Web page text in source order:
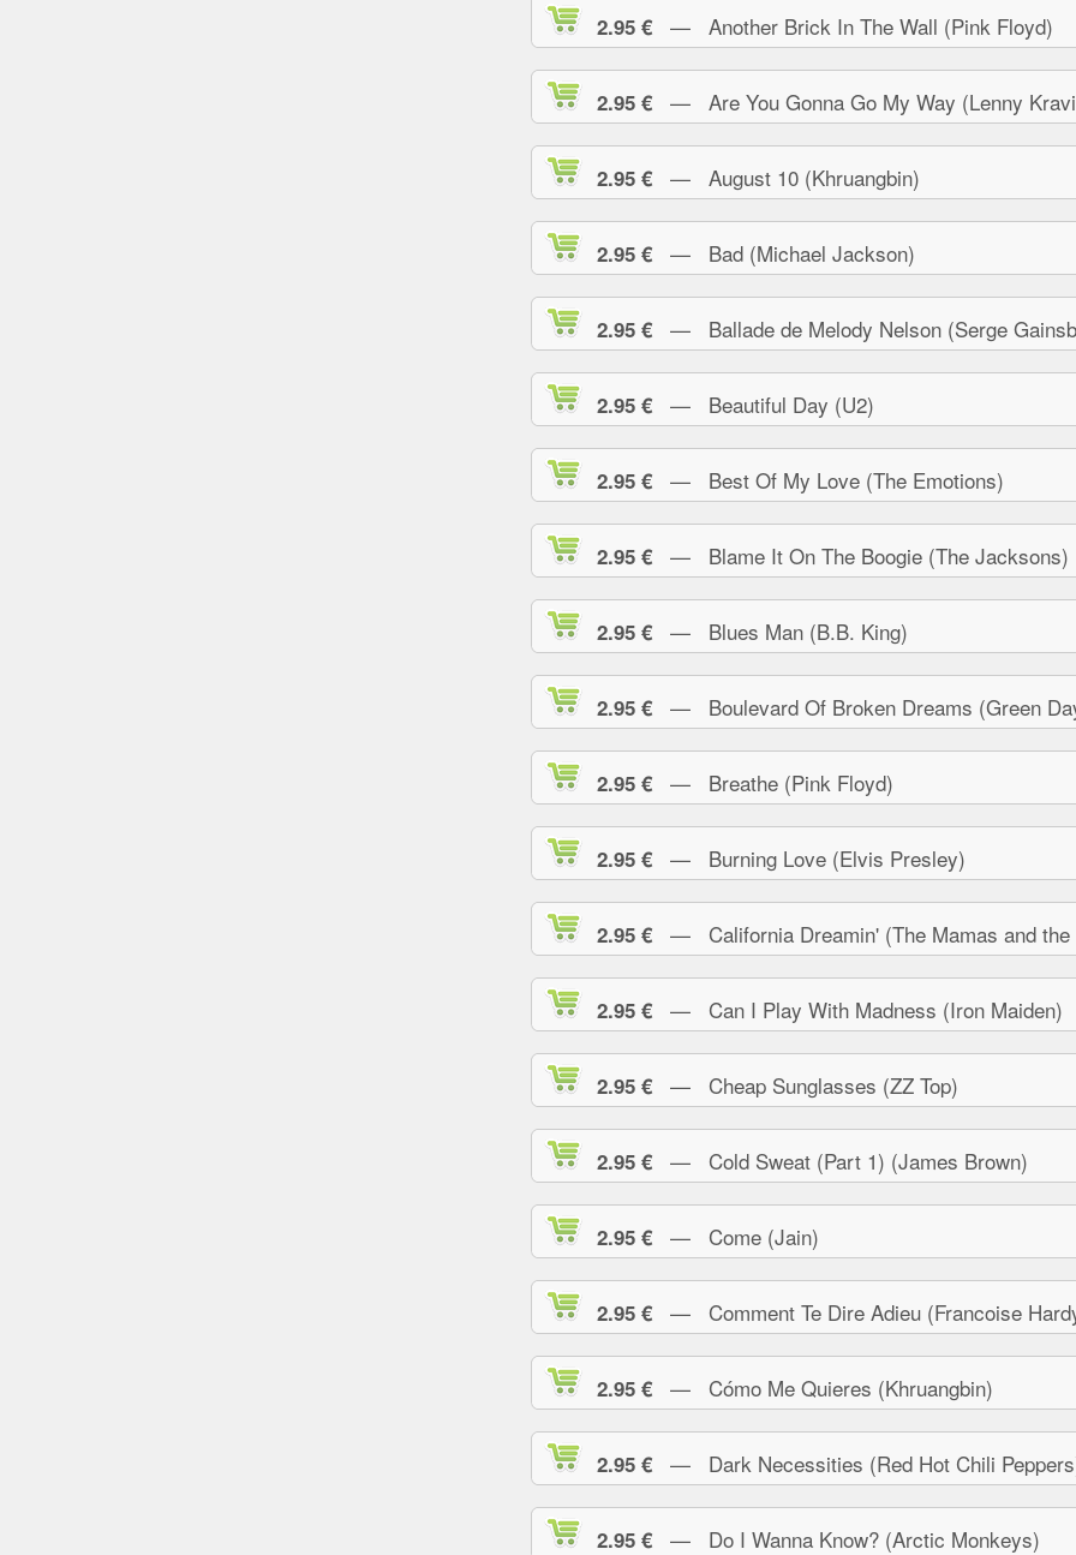
2.95 € — Another Brick In The Wall (Pink Floyd)
2.95 € — Are You Gonna Go My Way (Lenny
2.95 € — August 10 (Khruangbin)
2.95 € — Bad (Michael Jackson)
2.95 € — Ballade de Melody Nelson (Serge
2.95 € — Beautiful Day (U2)
2.95 € — Best Of My Love (The Emotions)
2.95 € — Blame It On The Boogie (The Jacksons)
2.95 € — Blues Man (B.B. King)
2.95 € — Boulevard Of Broken Dreams (Green
2.95 € — Breathe (Pink Floyd)
2.95 € — Burning Love (Elvis Presley)
2.95 € — California Dreamin' (The Mamas and the
2.95 € — Can I Play With Madness (Iron Maiden)
2.95 € — Cheap Sunglasses (ZZ Top)
2.95 € — Cold Sweat (Part 1) (James Brown)
2.95 € — Come (Jain)
2.95 € — Comment Te Dire Adieu (Francoise
2.95 € — Cómo Me Quieres (Khruangbin)
2.95 € — Dark Necessities (Red Hot Chili
2.95 € — Do I Wanna Know? (Arctic Monkeys)